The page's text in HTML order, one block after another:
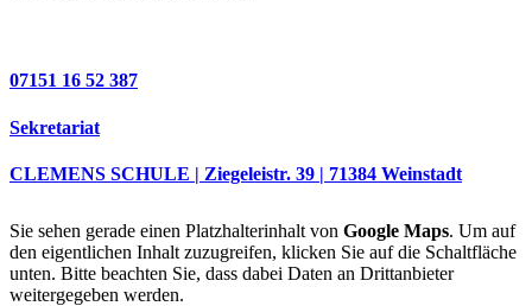
07151 16 52 387
Sekretariat
CLEMENS SCHULE | Ziegeleistr. 39 | 71384 Weinstadt
Sie sehen gerade einen Platzhalterinhalt von Google Maps. Um auf
den eigentlichen Inhalt zuzugreifen, klicken Sie auf die Schaltfläche
unten. Bitte beachten Sie, dass dabei Daten an Drittanbieter
weitergegeben werden.